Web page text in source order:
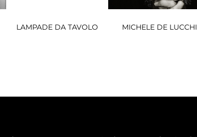
LAMPADE DA TAVOLO MICHELE DE LUCCHI